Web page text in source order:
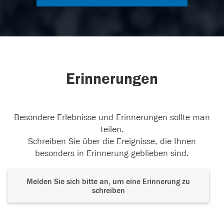
Erinnerungen
Besondere Erlebnisse und Erinnerungen sollte man
teilen.
Schreiben Sie über die Ereignisse, die Ihnen
besonders in Erinnerung geblieben sind.
Melden Sie sich bitte an, um eine Erinnerung zu
schreiben